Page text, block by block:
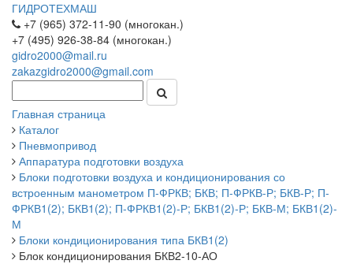
ГИДРОТЕХМАШ
+7 (965) 372-11-90 (многокан.)
+7 (495) 926-38-84 (многокан.)
gidro2000@mail.ru
zakazgidro2000@gmail.com
Главная страница
Каталог
Пневмопривод
Аппаратура подготовки воздуха
Блоки подготовки воздуха и кондиционирования со
встроенным манометром П-ФРКВ; БКВ; П-ФРКВ-Р; БКВ-Р; П-
ФРКВ1(2); БКВ1(2); П-ФРКВ1(2)-Р; БКВ1(2)-Р; БКВ-М; БКВ1(2)-
М
Блоки кондиционирования типа БКВ1(2)
Блок кондиционирования БКВ2-10-АО